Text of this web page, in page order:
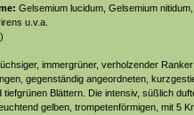
Gelsemium lucidum, Gelsemium
u.v.a.
immergrüner, verholzender
gegenständig angeordneten,
tiefgrünen Blättern. Die intensiv, süßlich
gelben, trompetenförmigen, mit 5